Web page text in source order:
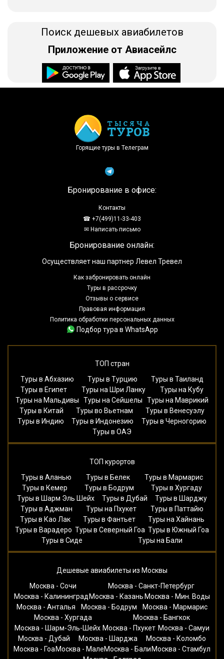
Поиск дешевых авиабилетов
Приложение от Авиасейлс
Горящие туры в Телеграм
Бронирование в офисе:
Контакты
☎ +7(499)11-33-403
✉ Написать письмо
Бронирование онлайн:
Осуществляет наш партнер Левел Тревел
Как забронировать онлайн
Туры в рассрочку
Отзывы о сервисе
Правовая информация
Политика обработки персональных данных
Подбор тура в WhatsApp
ТОП стран
Туры в Абхазию
Туры в Турцию
Туры в Таиланд
Туры в Египет
Туры на Шри Ланку
Туры на Кубу
Туры на Мальдивы
Туры на Сейшелы
Туры на Маврикий
Туры в Китай
Туры во Вьетнам
Туры в Венесуэлу
Туры в Индию
Туры в Индонезию
Туры в Черногорию
Туры в ОАЭ
ТОП курортов
Туры в Аланью
Туры в Белек
Туры в Мармарис
Туры в Кемер
Туры в Бодрум
Туры в Хургаду
Туры в Шарм Эль Шейх
Туры в Дубай
Туры в Шарджу
Туры в Аджман
Туры на Пхукет
Туры в Паттайю
Туры в Као Лак
Туры в Фантьет
Туры на Хайнань
Туры в Варадеро Туры в Северный Гоа Туры в Южный Гоа
Туры в Сиде
Туры на Бали
Дешевые авиабилеты из Москвы
Москва - Сочи
Москва - Санкт-Петербург
Москва - КалининградМосква - КазаньМосква - Мин. Воды
Москва - Анталья
Москва - Бодрум
Москва - Мармарис
Москва - Хургада
Москва - Бангкок
Москва - Шарм-Эль-Шейх Москва - Пхукет Москва - Самуи
Москва - Дубай
Москва - Шарджа
Москва - Коломбо
Москва - ГоаМосква - МалеМосква - БалиМосква - Стамбул